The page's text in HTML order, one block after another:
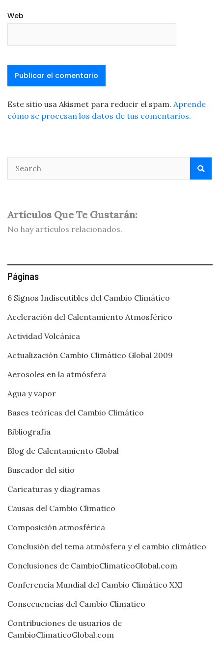
Web
Este sitio usa Akismet para reducir el spam. Aprende
cómo se procesan los datos de tus comentarios.
Artículos Que Te Gustarán:
No hay artículos relacionados.
Páginas
6 Signos Indiscutibles del Cambio Climático
Aceleración del Calentamiento Atmosférico
Actividad Volcánica
Actualización Cambio Climático Global 2009
Aerosoles en la atmósfera
Agua y vapor
Bases teóricas del Cambio Climático
Bibliografía
Blog de Calentamiento Global
Buscador del sitio
Caricaturas y diagramas
Causas del Cambio Climatico
Composición atmosférica
Conclusión del tema atmósfera y el cambio climático
Conclusiones de CambioClimaticoGlobal.com
Conferencia Mundial del Cambio Climático XXI
Consecuencias del Cambio Climatico
Contribuciones de usuarios de
CambioClimaticoGlobal.com